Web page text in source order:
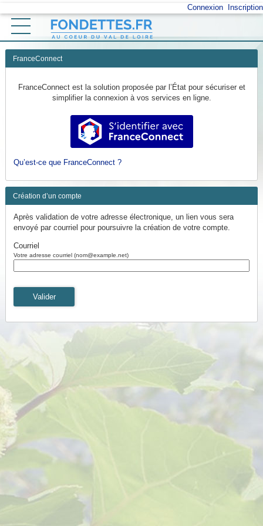
Connexion Inscription
Ouvrir le menu
FranceConnect
FranceConnect est la solution proposée par l’État pour sécuriser et
simplifier la connexion à vos services en ligne.
S’identifier avec FranceConnect
Qu’est-ce que FranceConnect ?
Création d’un compte
Après validation de votre adresse électronique, un lien vous sera
envoyé par courriel pour poursuivre la création de votre compte.
Courriel
Votre adresse courriel (nom@example.net)
Valider